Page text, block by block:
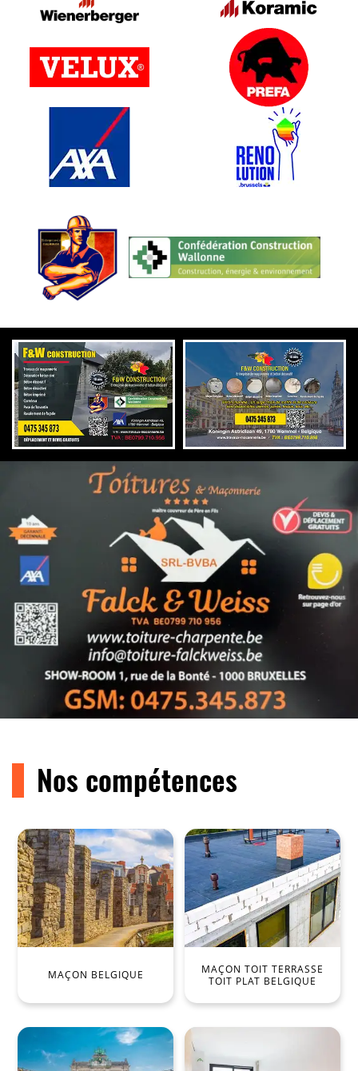
Nos compétences
MAÇON BELGIQUE
MAÇON TOIT TERRASSE
TOIT PLAT BELGIQUE